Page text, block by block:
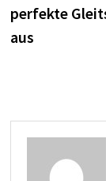
perfekte
aus